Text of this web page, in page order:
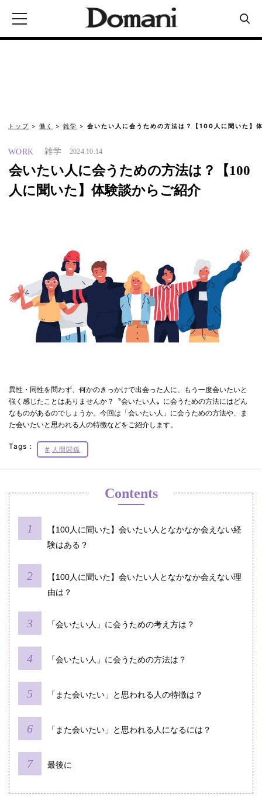
トップ 働く 雑学 会いたい人に会うための方法は？【100人に聞いた】
WORK 雑学 2024.10.14
会いたい人に会うための方法は？【100
人に聞いた】体験談からご紹介
異性・同性を問わず、何かのきっかけで出会った人に、もう一度会いたいと
強く感じたことはありませんか？〝会いたい人〟に会うための方法にはどん
なものがあるのでしょうか。今回は「会いたい人」に会うための方法や、ま
た会いたいと思われる人の特徴などをご紹介します。
Tags： 人間関係
Contents
【100人に聞いた】会いたい人となかなか会えない経
験はある？
【100人に聞いた】会いたい人となかなか会えない理
由は？
「会いたい人」に会うための考え方は？
「会いたい人」に会うための方法は？
「また会いたい」と思われる人の特徴は？
「また会いたい」と思われる人になるには？
最後に